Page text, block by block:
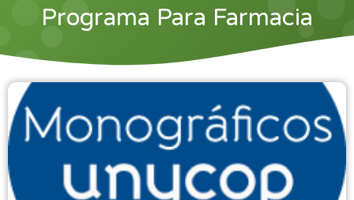
Programa Para Farmacia